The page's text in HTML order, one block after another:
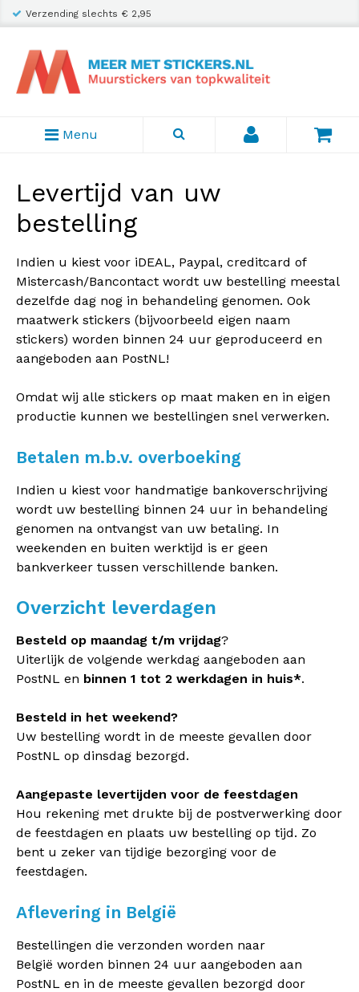
Verzending slechts € 2,95
Menu
Levertijd van uw
bestelling
Indien u kiest voor iDEAL, Paypal, creditcard of
Mistercash/Bancontact wordt uw bestelling meestal
dezelfde dag nog in behandeling genomen. Ook
maatwerk stickers (bijvoorbeeld eigen naam
stickers) worden binnen 24 uur geproduceerd en
aangeboden aan PostNL!
Omdat wij alle stickers op maat maken en in eigen
productie kunnen we bestellingen snel verwerken.
Betalen m.b.v. overboeking
Indien u kiest voor handmatige bankoverschrijving
wordt uw bestelling binnen 24 uur in behandeling
genomen na ontvangst van uw betaling. In
weekenden en buiten werktijd is er geen
bankverkeer tussen verschillende banken.
Overzicht leverdagen
Besteld op maandag t/m vrijdag?
Uiterlijk de volgende werkdag aangeboden aan
PostNL en binnen 1 tot 2 werkdagen in huis*.
Besteld in het weekend?
Uw bestelling wordt in de meeste gevallen door
PostNL op dinsdag bezorgd.
Aangepaste levertijden voor de feestdagen
Hou rekening met drukte bij de postverwerking door
de feestdagen en plaats uw bestelling op tijd. Zo
bent u zeker van tijdige bezorging voor de
feestdagen.
Aflevering in België
Bestellingen die verzonden worden naar
België worden binnen 24 uur aangeboden aan
PostNL en in de meeste gevallen bezorgd door